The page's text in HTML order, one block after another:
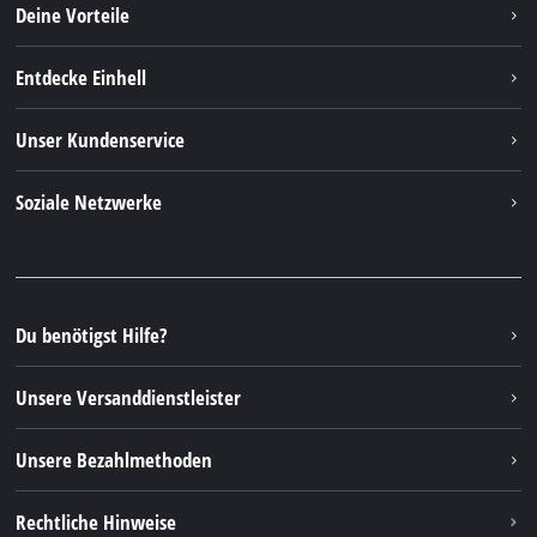
Deine Vorteile
Entdecke Einhell
Nachhaltigkeit
Unser Kundenservice
FAQs
Rücksendungen / Widerruf
Verpackungsrichtlinien
Hinweise zur Batterieentsorgung
Vertrag widerrufen
Soziale Netzwerke
Instagram
TikTok
Pinterest
Linkedin
Du benötigst Hilfe?
Unsere Versanddienstleister
Unsere Bezahlmethoden
Rechtliche Hinweise